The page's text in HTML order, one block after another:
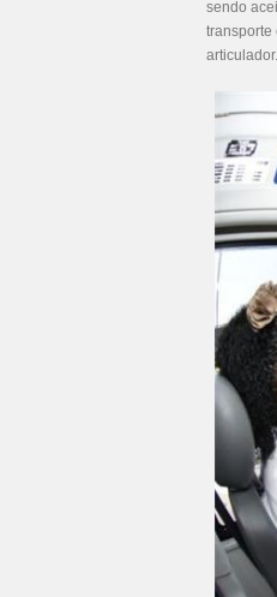
sendo
transporte
articulador.